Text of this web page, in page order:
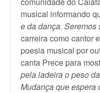
musical informando
e da dança. Seremos
carreira como cantor
poesia musical por
canta Prece para
pela ladeira o peso
Mudança que espera